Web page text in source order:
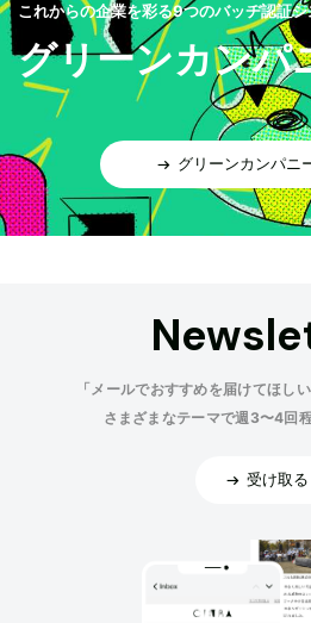
これからの企業を彩る9つのバッヂ認証
グリーンカンパ
グリーンカンパニ
「メールでおすすめを届けてほし
さまざまなテーマで週3〜4回
受け取る